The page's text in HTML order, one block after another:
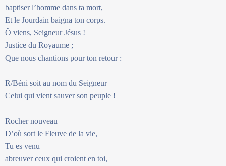
baptiser l’homme dans ta mort,
Et le Jourdain baigna ton corps.
Ô viens, Seigneur Jésus !
Justice du Royaume ;
Que nous chantions pour ton retour :
R/Béni soit au nom du Seigneur
Celui qui vient sauver son peuple !
Rocher nouveau
D’où sort le Fleuve de la vie,
Tu es venu
abreuver ceux qui croient en toi,